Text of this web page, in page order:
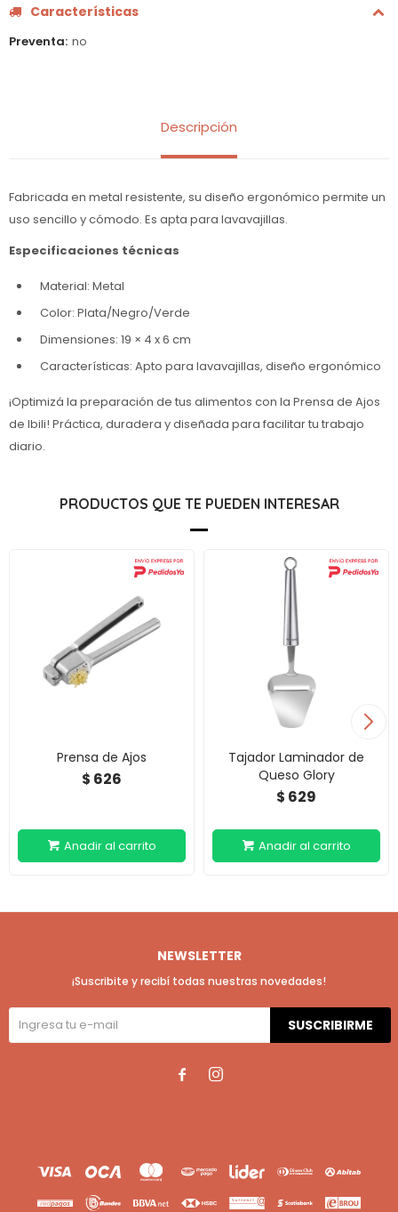
Características
Preventa no
Descripción
Fabricada en metal resistente, su diseño ergonómico permite un
uso sencillo y cómodo. Es apta para lavavajillas.
Especificaciones técnicas
Material: Metal
Color: Plata/Negro/Verde
Dimensiones: 19 × 4 x 6 cm
Características: Apto para lavavajillas, diseño ergonómico
¡Optimizá la preparación de tus alimentos con la Prensa de Ajos
de Ibili! Práctica, duradera y diseñada para facilitar tu trabajo
diario.
PRODUCTOS QUE TE PUEDEN INTERESAR
Prensa de Ajos
$ 626
Tajador Laminador de
Queso Glory
$ 629
NEWSLETTER
¡Suscribite y recibí todas nuestras novedades!
SUSCRIBIRME
 